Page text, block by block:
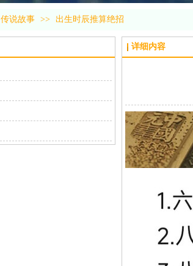
传说故事 >> 出生时辰推算绝招
详细内容